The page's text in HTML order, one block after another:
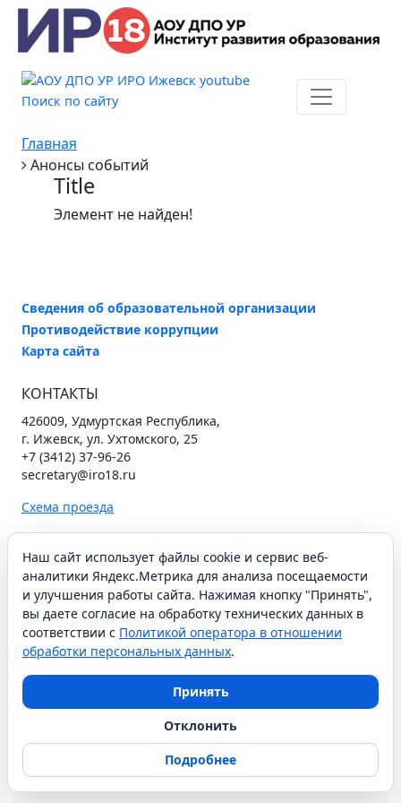
Поиск по сайту
Главная
Анонсы событий
Title
Элемент не найден!
Сведения об образовательной организации
Противодействие коррупции
Карта сайта
КОНТАКТЫ
426009, Удмуртская Республика,
г. Ижевск, ул. Ухтомского, 25
+7 (3412) 37-96-26
secretary@iro18.ru
Схема проезда
СОЦИАЛЬНЫЕ СЕТИ
АОУ ДПО УР ИРО © 2021
Наш сайт использует файлы cookie и сервис веб-
аналитики Яндекс.Метрика для анализа посещаемости
и улучшения работы сайта. Нажимая кнопку "Принять",
вы даете согласие на обработку технических данных в
соответствии с Политикой оператора в отношении
обработки персональных данных.
Принять
Отклонить
Подробнее